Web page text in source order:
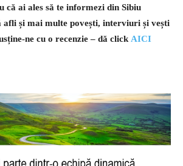
ai ales să te informezi din Sibiu
afli și mai multe povești, interviuri și vești
ne cu o recenzie – dă click AICI